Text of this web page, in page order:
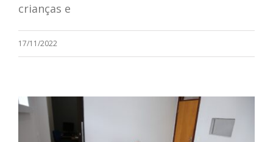
crianças e
17/11/2022